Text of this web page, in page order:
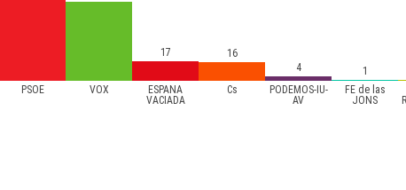
PSOE VOX
ESPAÑA
VACIADA
Cs
PODEMOS-IU-
AV
FE de las
JONS
17
16
4
1